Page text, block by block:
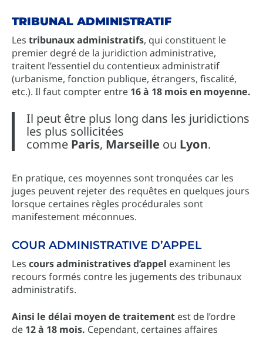
TRIBUNAL ADMINISTRATIF
Les tribunaux administratifs, qui constituent le
premier degré de la juridiction administrative,
traitent l’essentiel du contentieux administratif
(urbanisme, fonction publique, étrangers, fiscalité,
etc.). Il faut compter entre 16 à 18 mois en moyenne.
Il peut être plus long dans les juridictions
les plus sollicitées
comme Paris, Marseille ou Lyon.
En pratique, ces moyennes sont tronquées car les
juges peuvent rejeter des requêtes en quelques jours
lorsque certaines règles procédurales sont
manifestement méconnues.
COUR ADMINISTRATIVE D’APPEL
Les cours administratives d’appel examinent les
recours formés contre les jugements des tribunaux
administratifs.
Ainsi le délai moyen de traitement est de l’ordre
de 12 à 18 mois. Cependant, certaines affaires